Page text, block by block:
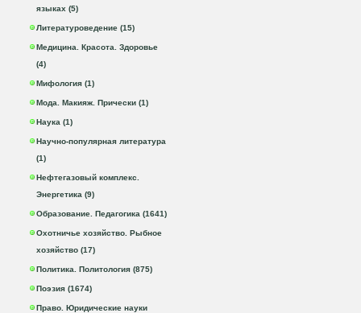
языках (5)
Литературоведение (15)
Медицина. Красота. Здоровье
(4)
Мифология (1)
Мода. Макияж. Прически (1)
Наука (1)
Научно-популярная литература
(1)
Нефтегазовый комплекс.
Энергетика (9)
Образование. Педагогика (1641)
Охотничье хозяйство. Рыбное
хозяйство (17)
Политика. Политология (875)
Поэзия (1674)
Право. Юридические науки